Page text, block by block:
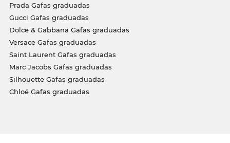
Prada Gafas graduadas
Gucci Gafas graduadas
Dolce & Gabbana Gafas graduadas
Versace Gafas graduadas
Saint Laurent Gafas graduadas
Marc Jacobs Gafas graduadas
Silhouette Gafas graduadas
Chloé Gafas graduadas